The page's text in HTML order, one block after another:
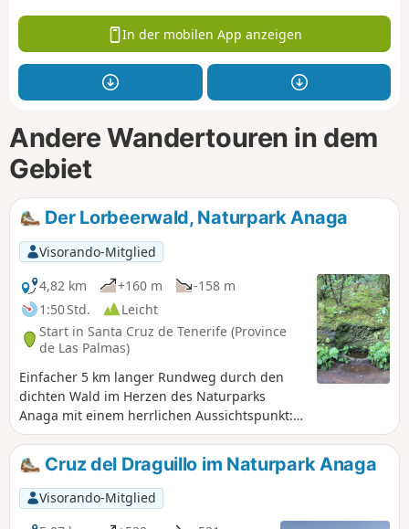
In der mobilen App anzeigen
Andere Wandertouren in dem
Gebiet
Der Lorbeerwald, Naturpark Anaga
Visorando-Mitglied
4,82 km
+160 m
-158 m
1:50 Std.
Leicht
Start in Santa Cruz de Tenerife (Province
de Las Palmas)
Einfacher 5 km langer Rundweg durch den
dichten Wald im Herzen des Naturparks
Anaga mit einem herrlichen Aussichtspunkt:
dem Mirador de Zapata.
Cruz del Draguillo im Naturpark Anaga
Visorando-Mitglied